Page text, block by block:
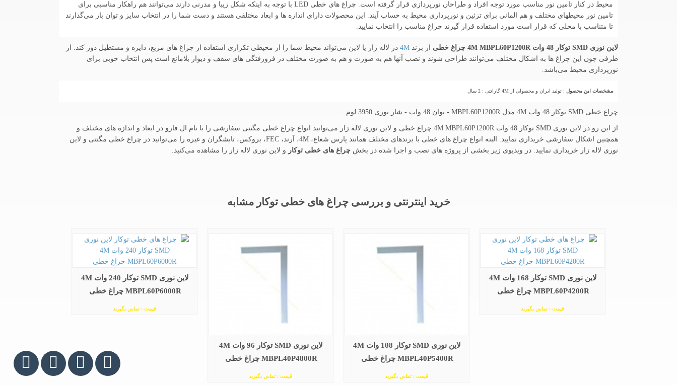
محیط در کنار تامین نور مناسب مورد توجه افراد و طراحان نورپردازی قرار گرفته است. چراغ های خطی LED با توجه به اینکه شکل زیبا و مدرنی دارند می‌توانند هم راهکار مناسبی برای
تامین نور محیطهای مختلف و هم المانی برای تزئین و نورپردازی محیط به حساب آیند. این محصولات دارای اندازه ها و ابعاد مختلفی هستند و دست شما را در انتخاب سایز و توان باز می‌گذارند
تا متناسب با محلی که قرار است مورد استفاده قرار گیرند چراغ مناسب را انتخاب نمایید.
لاین نوری SMD توکار 48 وات 4M MBPL60P1200R چراغ خطی از برند 4M در لاله زار یا لاین می‌تواند محیط شما را از محیطی تکراری استفاده از چراغ های مربع، دایره و مستطیل دور کند. از
طرفی چون این چراغ ها به اشکال مختلف می‌توانند طراحی شوند و نصب آنها هم به صورت و هم به صورت مختلف در فرورفتگی های سقف و دیوار بلامانع است پس انتخاب خوبی برای
نورپردازی محیط می‌باشد.
مشخصات این محصول : تولید ایران و محصولی از 4M گارانتی : 2 سال
چراغ خطی SMD توکار 48 وات 4M مدل MBPL60P1200R - توان 48 وات - شار نوری 3950 لوم ...
از این رو در لاین نوری SMD توکار 48 وات 4M MBPL60P1200R چراغ خطی و لاین نوری لاله زار می‌توانید انواع چراغ خطی مگنتی سفارشی را با نام ال فارو در ابعاد و اندازه های مختلف و
همچنین اشکال سفارشی خریداری نمایید. البته انواع چراغ های خطی با برندهای مختلف همانند پارس شعاع، 4M، آرند، FEC، بروکس، تابشگران و غیره را می‌توانید در چراغ خطی مگنتی و لاین
نوری لاله زار خریداری نمایید. در ویدیوی زیر بخشی از پروژه های نصب و اجرا شده در بخش چراغ های خطی توکار و لاین نوری لاله زار را مشاهده می‌کنید.
خرید اینترنتی و بررسی چراغ های خطی توکار مشابه
لاین نوری SMD توکار 168 وات 4M
MBPL60P4200R چراغ خطی
قیمت : تماس بگیرید
لاین نوری SMD توکار 108 وات 4M
MBPL40P5400R چراغ خطی
قیمت : تماس بگیرید
لاین نوری SMD توکار 96 وات 4M
MBPL40P4800R چراغ خطی
قیمت : تماس بگیرید
لاین نوری SMD توکار 240 وات 4M
MBPL60P6000R چراغ خطی
قیمت : تماس بگیرید